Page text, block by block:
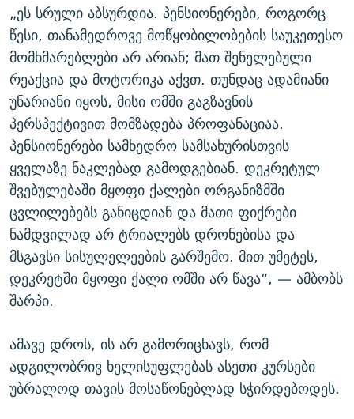
„ეს სრული აბსურდია. პენსიონერები, როგორც
წესი, თანამედროვე მოწყობილობების საუკეთესო
მომხმარებლები არ არიან; მათ შენელებული
რეაქცია და მოტორიკა აქვთ. თუნდაც ადამიანი
უნარიანი იყოს, მისი ომში გაგზავნის
პერსპექტივით მომზადება პროფანაციაა.
პენსიონერები სამხედრო სამსახურისთვის
ყველაზე ნაკლებად გამოდგებიან. დეკრეტულ
შვებულებაში მყოფი ქალები ორგანიზმში
ცვლილებებს განიცდიან და მათი ფიქრები
ნამდვილად არ ტრიალებს დრონებისა და
მსგავსი სისულელეების გარშემო. მით უმეტეს,
დეკრეტში მყოფი ქალი ომში არ წავა“, — ამბობს
შარპი.
ამავე დროს, ის არ გამორიცხავს, რომ
ადგილობრივ ხელისუფლებას ასეთი კურსები
უბრალოდ თავის მოსაწონებლად სჭირდებოდეს.